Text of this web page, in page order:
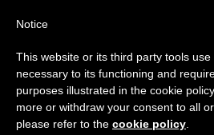
TAG
Posts
Notice
This website or its third party tools
necessary to its functioning and
purposes illustrated in the cookie
more or withdraw your consent to all
please refer to the cookie policy